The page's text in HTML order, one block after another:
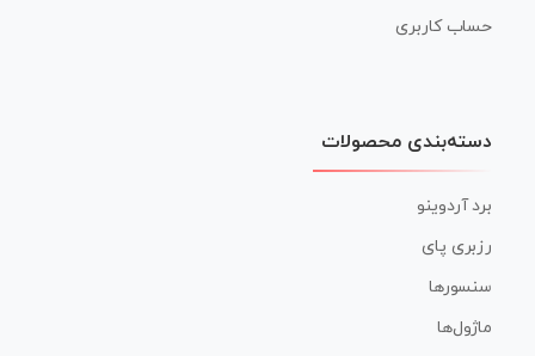
حساب کاربری
دسته‌بندی محصولات
برد آردوینو
رزبری پای
سنسورها
ماژول‌ها